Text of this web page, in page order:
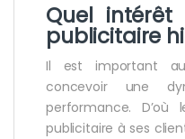
Quel intérêt
publicitaire
Il est important
concevoir une
performance.
publicitaire à ses